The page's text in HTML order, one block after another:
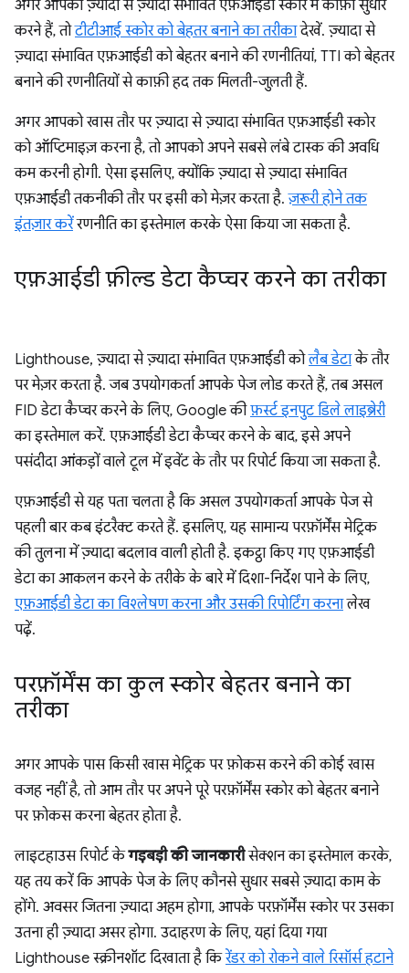
अगर आपको ज़्यादा से ज़्यादा संभावित एफ़आईडी स्कोर में काफ़ी सुधार
करने हैं, तोटीटीआई स्कोर को बेहतर बनाने का तरीकादेखें. ज़्यादा से
ज़्यादा संभावित एफ़आईडी को बेहतर बनाने की रणनीतियां, TTI को बेहतर
बनाने की रणनीतियों से काफ़ी हद तक मिलती-जुलती हैं.
अगर आपको खास तौर पर ज़्यादा से ज़्यादा संभावित एफ़आईडी स्कोर
को ऑप्टिमाइज़ करना है, तो आपको अपने सबसे लंबे टास्क की अवधि
कम करनी होगी. ऐसा इसलिए, क्योंकि ज़्यादा से ज़्यादा संभावित
एफ़आईडी तकनीकी तौर पर इसी को मेज़र करता है.ज़रूरी होने तक
इंतज़ार करेंरणनीति का इस्तेमाल करके ऐसा किया जा सकता है.
एफ़आईडी फ़ील्ड डेटा कैप्चर करने का तरीका
Lighthouse, ज़्यादा से ज़्यादा संभावित एफ़आईडी कोलैब डेटाके तौर
पर मेज़र करता है. जब उपयोगकर्ता आपके पेज लोड करते हैं, तब असल
FID डेटा कैप्चर करने के लिए, Google कीफ़र्स्ट इनपुट डिले लाइब्रेरी
का इस्तेमाल करें. एफ़आईडी डेटा कैप्चर करने के बाद, इसे अपने
पसंदीदा आंकड़ों वाले टूल में इवेंट के तौर पर रिपोर्ट किया जा सकता है.
एफ़आईडी से यह पता चलता है कि असल उपयोगकर्ता आपके पेज से
पहली बार कब इंटरैक्ट करते हैं. इसलिए, यह सामान्य परफ़ॉर्मेंस मेट्रिक
की तुलना में ज़्यादा बदलाव वाली होती है. इकट्ठा किए गए एफ़आईडी
डेटा का आकलन करने के तरीके के बारे में दिशा-निर्देश पाने के लिए,
एफ़आईडी डेटा का विश्लेषण करना और उसकी रिपोर्टिंग करनालेख
पढ़ें.
परफ़ॉर्मेंस का कुल स्कोर बेहतर बनाने का
तरीका
अगर आपके पास किसी खास मेट्रिक पर फ़ोकस करने की कोई खास
वजह नहीं है, तो आम तौर पर अपने पूरे परफ़ॉर्मेंस स्कोर को बेहतर बनाने
पर फ़ोकस करना बेहतर होता है.
लाइटहाउस रिपोर्ट केगड़बड़ी की जानकारीसेक्शन का इस्तेमाल करके,
यह तय करें कि आपके पेज के लिए कौनसे सुधार सबसे ज़्यादा काम के
होंगे. अवसर जितना ज़्यादा अहम होगा, आपके परफ़ॉर्मेंस स्कोर पर उसका
उतना ही ज़्यादा असर होगा. उदाहरण के लिए, यहां दिया गया
Lighthouse स्क्रीनशॉट दिखाता है किरेंडर को रोकने वाले रिसॉर्स हटाने